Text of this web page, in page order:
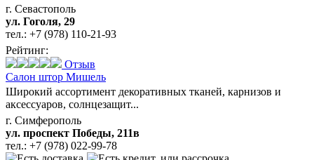
г. Севастополь
ул. Гоголя, 29
тел.: +7 (978) 110-21-93
Рейтинг:
Отзыв
Салон штор Мишель
Широкий ассортимент декоративных тканей, карнизов и
аксессуаров, солнцезащит...
г. Симферополь
ул. проспект Победы, 211в
тел.: +7 (978) 022-99-78